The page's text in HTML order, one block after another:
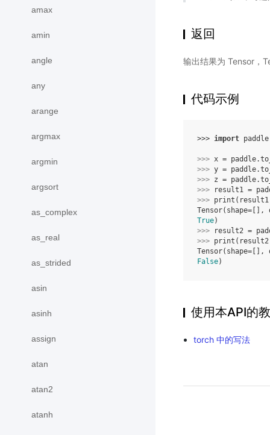
amax
amin
angle
any
arange
argmax
argmin
argsort
as_complex
as_real
as_strided
asin
asinh
assign
atan
atan2
atanh
返回
输出结果为 Tensor，
代码示例
>>> import paddle
>>> x = paddle.
>>> y = paddle.
>>> z = paddle.
>>>
result1 =
>>> print ( result1
Tensor(shape=[],
True)
>>>
result2 =
>>> print ( result2
Tensor(shape=[],
False)
使用本API的
torch 中的写法